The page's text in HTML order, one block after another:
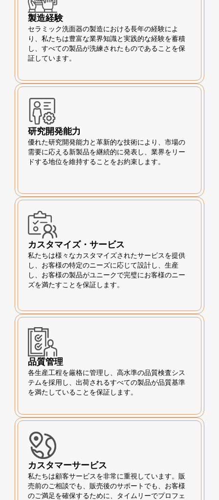
製造経験
セラミック洗面器の製造における長年の経験によ
り、私たちは豊富な業界知識と実践的な経験を蓄積
し、すべての製品が洗練されたものであることを保
証しています。
研究開発能力
優れた研究開発能力と革新的な技術により、市場の
需要に応える新製品を継続的に発表し、業界をリー
ドする地位を維持することをお約束します。
カスタマイズ・サービス
私たちは様々なカスタマイズされたサービスを提供
し、お客様の特定のニーズに応じて設計し、生産
し、お客様の製品がユニークで完璧にお客様のニー
ズを満たすことを保証します。
品質管理
各生産工程を厳格に管理し、高水準の品質検査シス
テムを採用し、出荷されるすべての製品が品質基準
を満たしていることを保証します。
カスタマーサービス
私たちは顧客サービスを非常に重視しています。販
売前のご相談でも、販売後のサポートでも、お客様
のご満足を確保するために、タイムリーでプロフェ